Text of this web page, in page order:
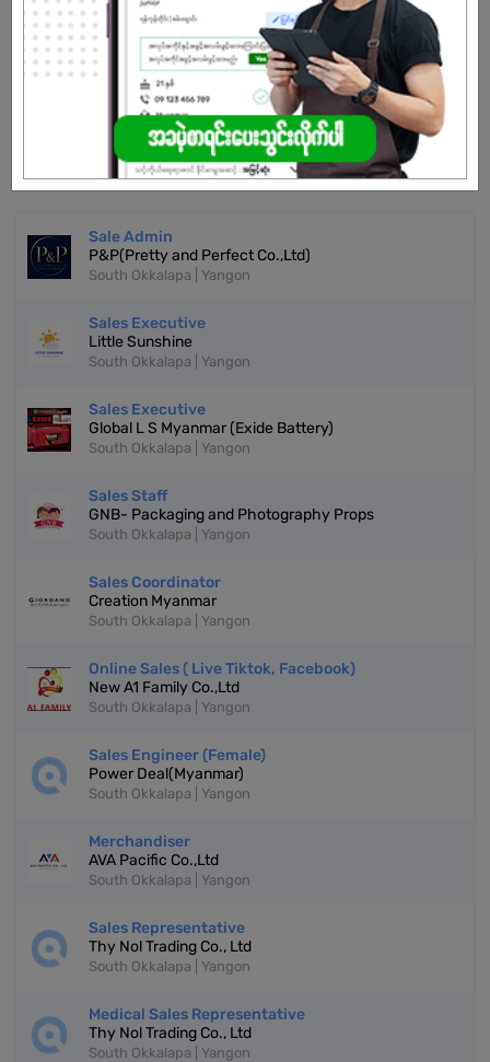
Already Expired
Don't have an account?
REGISTER NOW!
More Similar Jobs
Sale Admin
P&P(Pretty and Perfect Co.,Ltd)
South Okkalapa | Yangon
Sales Executive
Little Sunshine
South Okkalapa | Yangon
Sales Executive
Global L S Myanmar (Exide Battery)
South Okkalapa | Yangon
Sales Staff
GNB- Packaging and Photography Props
South Okkalapa | Yangon
Sales Coordinator
Creation Myanmar
South Okkalapa | Yangon
Online Sales ( Live Tiktok, Facebook)
New A1 Family Co.,Ltd
South Okkalapa | Yangon
Sales Engineer (Female)
Power Deal(Myanmar)
South Okkalapa | Yangon
Merchandiser
AVA Pacific Co.,Ltd
South Okkalapa | Yangon
Sales Representative
Thy Nol Trading Co., Ltd
South Okkalapa | Yangon
Medical Sales Representative
Thy Nol Trading Co., Ltd
South Okkalapa | Yangon